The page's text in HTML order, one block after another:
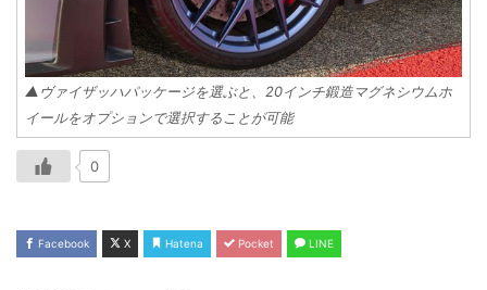
▲ヴァイザッハパッケージを選ぶと、20インチ鍛造マグネシウムホ
イールをオプションで選択することが可能
0
Facebook X Hatena Pocket LINE